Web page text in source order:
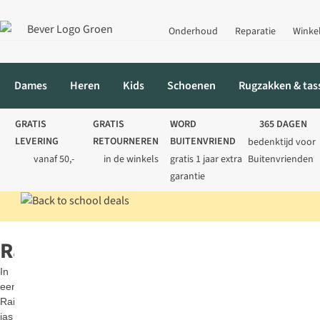
Onderhoud Reparatie
Dames Heren Kids Schoenen Rugzakken &
GRATIS
LEVERING
vanaf 50,-
GRATIS
RETOURNEREN
in de winkels
WORD
BUITENVRIEND
gratis 1 jaar extra
garantie
365 DAGEN
bedenktijd voor
Buitenvrienden
Rains
In
een
Rains
jas